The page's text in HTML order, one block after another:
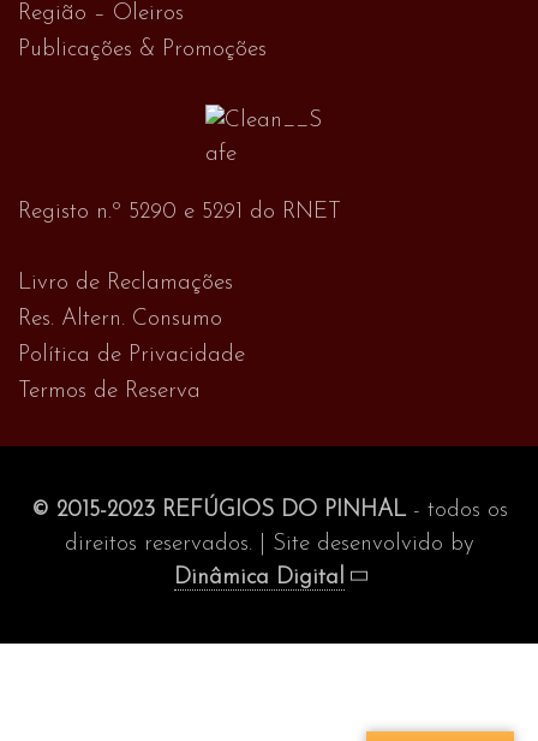
Região – Oleiros
Publicações & Promoções
Registo n.º 5290 e 5291 do RNET
Livro de Reclamações
Res. Altern. Consumo
Política de Privacidade
Termos de Reserva
© 2015-2023 REFÚGIOS DO PINHAL- todos os
direitos reservados. | Site desenvolvido by
Dinâmica Digital